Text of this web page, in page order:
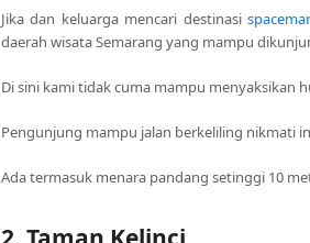
Jika dan keluarga mencari destinasi
daerah wisata Semarang yang mampu
Di sini kami tidak cuma mampu menyaksikan
Pengunjung mampu jalan berkeliling nikmati
Ada termasuk menara pandang setinggi 10